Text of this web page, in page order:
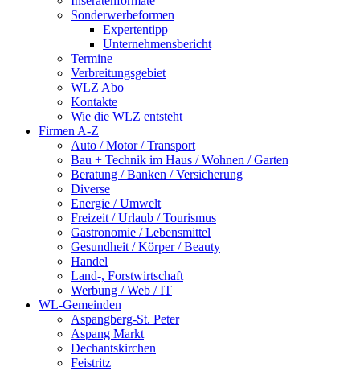
Sonderwerbeformen
Expertentipp
Unternehmensbericht
Termine
Verbreitungsgebiet
WLZ Abo
Kontakte
Wie die WLZ entsteht
Firmen A-Z
Auto / Motor / Transport
Bau + Technik im Haus / Wohnen / Garten
Beratung / Banken / Versicherung
Diverse
Energie / Umwelt
Freizeit / Urlaub / Tourismus
Gastronomie / Lebensmittel
Gesundheit / Körper / Beauty
Handel
Land-, Forstwirtschaft
Werbung / Web / IT
WL-Gemeinden
Aspangberg-St. Peter
Aspang Markt
Dechantskirchen
Feistritz